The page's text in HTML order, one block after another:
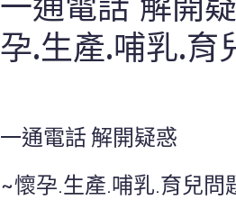
孕.生產.哺乳.育
一通電話 解開疑惑
~懷孕.生產.哺乳.育兒問